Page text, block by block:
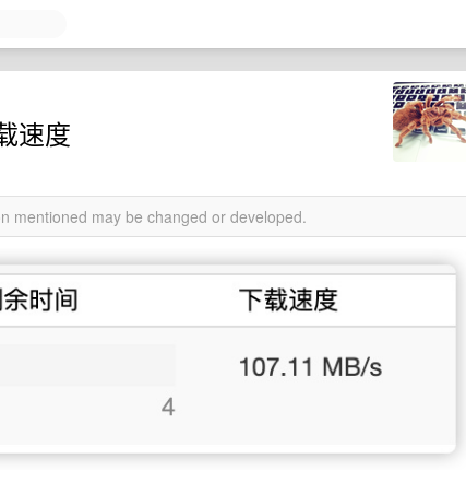
速度
mentioned may be changed or developed.